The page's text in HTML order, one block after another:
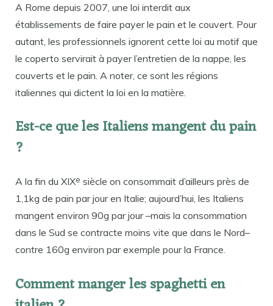
A Rome depuis 2007, une loi interdit aux
établissements de faire payer le pain et le couvert. Pour
autant, les professionnels ignorent cette loi au motif que
le coperto servirait à payer l’entretien de la nappe, les
couverts et le pain. A noter, ce sont les régions
italiennes qui dictent la loi en la matière.
Est-ce que les Italiens mangent du pain
?
A la fin du XIXe siècle on consommait d’ailleurs près de
1,1kg de pain par jour en Italie; aujourd’hui, les Italiens
mangent environ 90g par jour –mais la consommation
dans le Sud se contracte moins vite que dans le Nord–
contre 160g environ par exemple pour la France.
Comment manger les spaghetti en